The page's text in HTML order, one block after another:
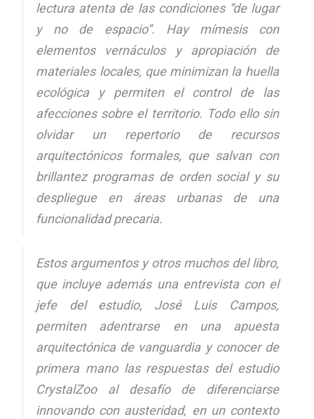
lectura atenta de las condiciones “de lugar
y no de espacio”. Hay mímesis con
elementos vernáculos y apropiación de
materiales locales, que minimizan la huella
ecológica y permiten el control de las
afecciones sobre el territorio. Todo ello sin
olvidar un repertorio de recursos
arquitectónicos formales, que salvan con
brillantez programas de orden social y su
despliegue en áreas urbanas de una
funcionalidad precaria.
Estos argumentos y otros muchos del libro,
que incluye además una entrevista con el
jefe del estudio, José Luis Campos,
permiten adentrarse en una apuesta
arquitectónica de vanguardia y conocer de
primera mano las respuestas del estudio
CrystalZoo al desafío de diferenciarse
innovando con austeridad, en un contexto